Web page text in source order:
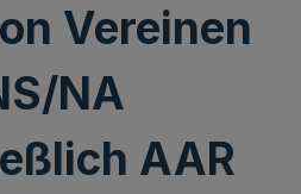
Vereinen
NA
AAR